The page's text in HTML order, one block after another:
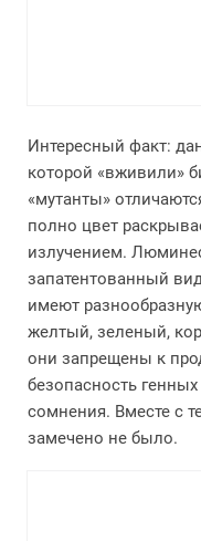
Интересный факт:
которой «вживили»
«мутанты»
полно цвет
излучением.
запатентованный
имеют
желтый, зеленый,
они запрещены к
безопасность
сомнения. Вместе с
замечено не было.